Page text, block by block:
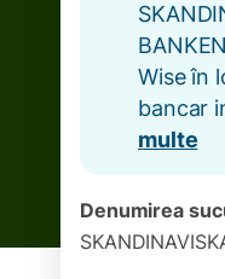
Wise în
bancar
multe
Denumirea